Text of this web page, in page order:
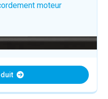
moteur